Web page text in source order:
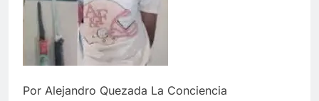
Por Alejandro Quezada La Conciencia